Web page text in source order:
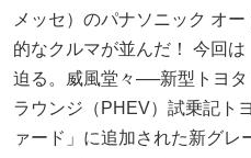
メッセ）のパナソニック オ
的なクルマが並んだ！ 今回
迫る。威風堂々──新型トヨ
ラウンジ（PHEV）試乗記ト
ァード」に追加された新グレ